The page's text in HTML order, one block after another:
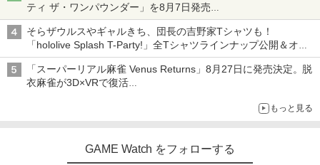
ティ ザ・ワンパウンダー」を8月7日発売
「特製ガーリックマヨソース」を使用した超大型チーズバーガー
そらザウルスやギャルきち、団長の吉野家Tシャツも！
「hololive Splash T-Party!」全Tシャツラインナップ公開＆オン
ライン販売開始
「スーパーリアル麻雀 Venus Returns」8月27日に発売決定。脱
衣麻雀が3D×VRで復活
もっと見る
GAME Watch をフォローする